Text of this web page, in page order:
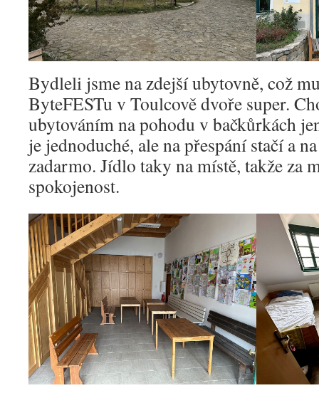
Bydleli jsme na zdejší ubytovně, což
ByteFESTu v Toulcově dvoře super.
ubytováním na pohodu v bačkůrkách
je jednoduché, ale na přespání stačí a
zadarmo. Jídlo taky na místě, takže za
spokojenost.